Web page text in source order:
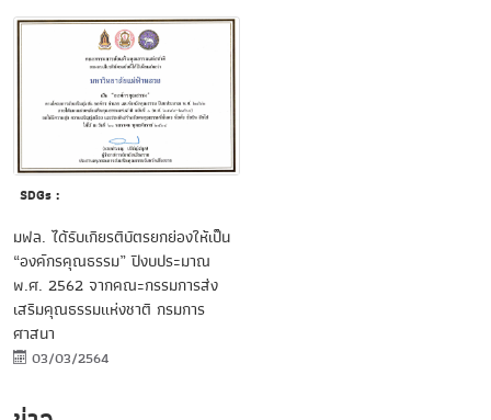
SDGs :
มฟล. ได้รับเกียรติบัตรยกย่องให้เป็น
“องค์กรคุณธรรม” ปีงบประมาณ
พ.ศ. 2562 จากคณะกรรมการส่ง
เสริมคุณธรรมแห่งชาติ กรมการ
ศาสนา
03/03/2564